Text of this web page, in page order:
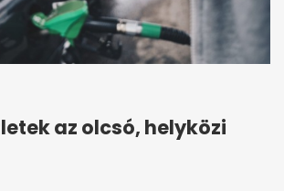
az olcsó, helyközi